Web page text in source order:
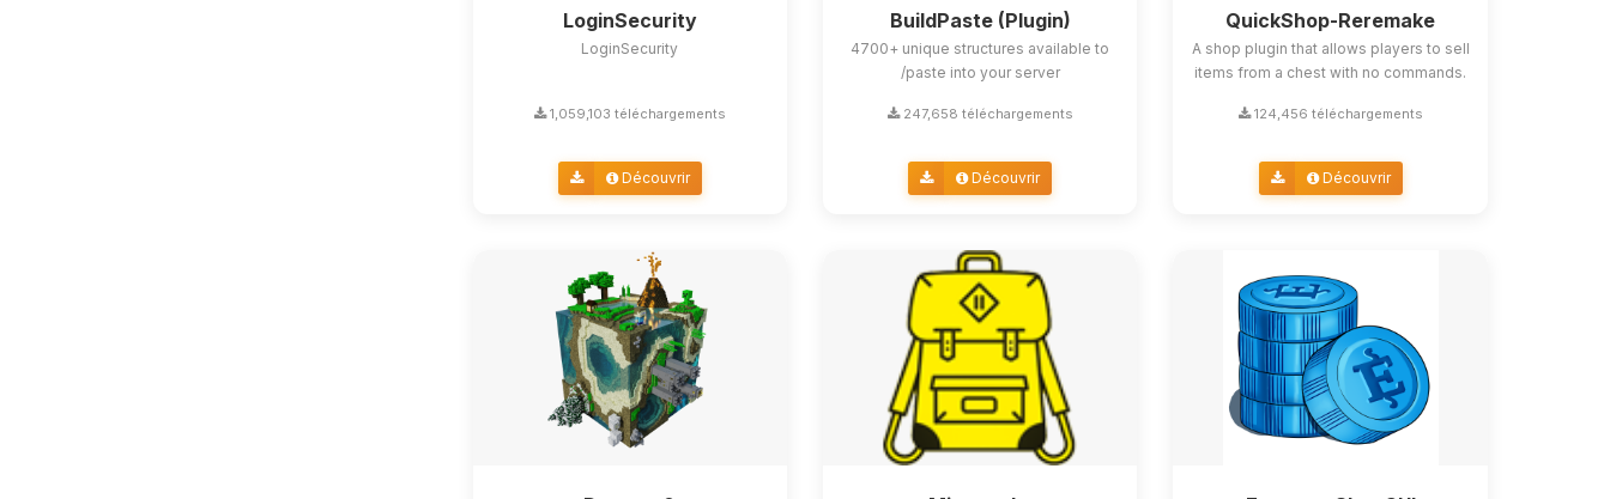
LoginSecurity
LoginSecurity
1,059,103 téléchargements
Découvrir
BuildPaste (Plugin)
4700+ unique structures available to
/paste into your server
247,658 téléchargements
Découvrir
QuickShop-Reremake
A shop plugin that allows players to sell
items from a chest with no commands.
124,456 téléchargements
Découvrir